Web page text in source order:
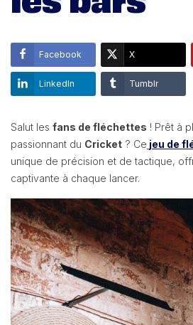
Facebook X
LinkedIn Tumblr
Salut les fans de fléchettes ! Prêt à
passionnant du Cricket ? Ce jeu de
unique de précision et de tactique,
captivante à chaque lancer.